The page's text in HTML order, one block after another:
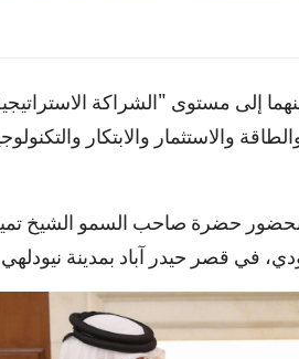
إلى مستوى "الشراكة
والاستثمار والابتكار
بحضور حضرة صاحب السمو الشيخ
في قصر حيدر آباد بمدينة